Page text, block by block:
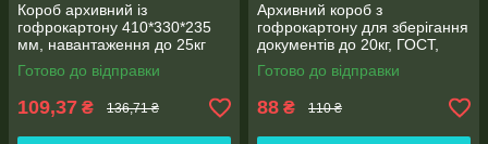
Короб архивний із
гофрокартону 410*330*235
мм, навантаження до 25кг
Готово до відправки
109,37 ₴ 136,71 ₴
Архивний короб з
гофрокартону для зберігання
документів до 20кг, ГОСТ,
330*300*245 мм
Готово до відправки
88 ₴ 110 ₴